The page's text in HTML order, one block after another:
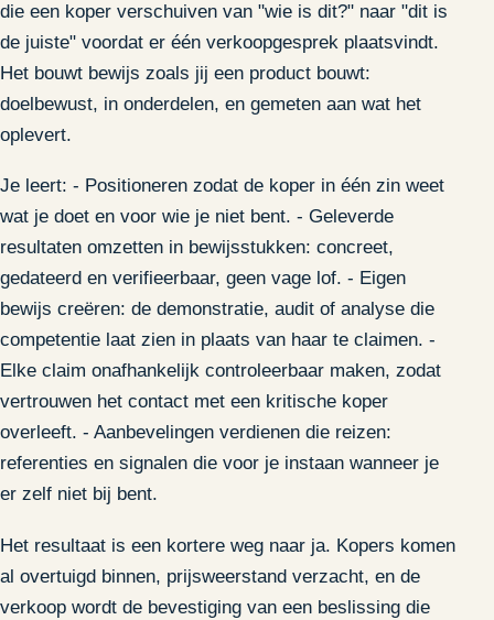
die een koper verschuiven van "wie is dit?" naar "dit is
de juiste" voordat er één verkoopgesprek plaatsvindt.
Het bouwt bewijs zoals jij een product bouwt:
doelbewust, in onderdelen, en gemeten aan wat het
oplevert.
Je leert: - Positioneren zodat de koper in één zin weet
wat je doet en voor wie je niet bent. - Geleverde
resultaten omzetten in bewijsstukken: concreet,
gedateerd en verifieerbaar, geen vage lof. - Eigen
bewijs creëren: de demonstratie, audit of analyse die
competentie laat zien in plaats van haar te claimen. -
Elke claim onafhankelijk controleerbaar maken, zodat
vertrouwen het contact met een kritische koper
overleeft. - Aanbevelingen verdienen die reizen:
referenties en signalen die voor je instaan wanneer je
er zelf niet bij bent.
Het resultaat is een kortere weg naar ja. Kopers komen
al overtuigd binnen, prijsweerstand verzacht, en de
verkoop wordt de bevestiging van een beslissing die